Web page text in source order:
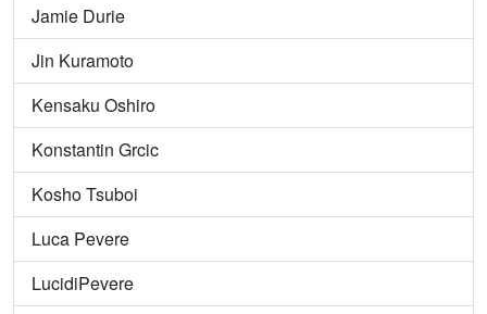
Jamie Durie
Jin Kuramoto
Kensaku Oshiro
Konstantin Grcic
Kosho Tsuboi
Luca Pevere
LucidiPevere